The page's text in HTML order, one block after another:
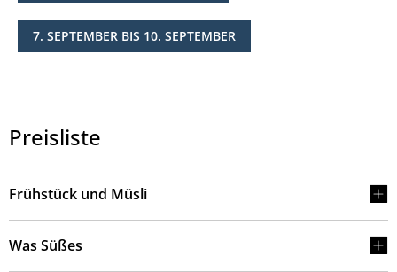
7. SEPTEMBER BIS 10. SEPTEMBER
Preisliste
Frühstück und Müsli
Was Süßes